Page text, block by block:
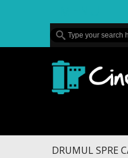
DRUMUL SPRE